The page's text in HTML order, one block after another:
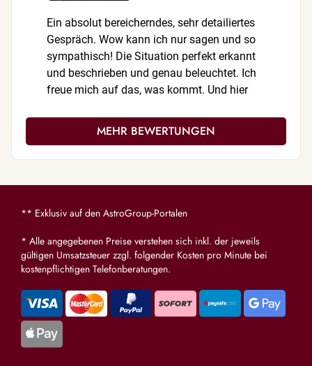
Ein absolut bereicherndes, sehr detailiertes
Gespräch. Wow kann ich nur sagen und so
sympathisch! Die Situation perfekt erkannt
und beschrieben und genau beleuchtet. Ich
freue mich auf das, was kommt. Und hier
MEHR BEWERTUNGEN
** Exklusiv auf den AstroGroup-Portalen
* Alle angegebenen Preise verstehen sich inkl. der jeweils
gültigen Umsatzsteuer zzgl. folgender Kosten pro Minute bei
kostenpflichtigen Telefonberatungen.